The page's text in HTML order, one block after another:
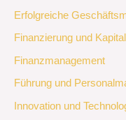
Erfolgreiche
Finanzierung und
Finanzmanagement
Führung und
Innovation und